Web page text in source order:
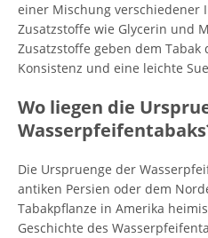
einer Mischung verschiedener
Zusatzstoffe wie Glycerin und
Zusatzstoffe geben dem Tabak
Konsistenz und eine leichte
Wo liegen die
Die Urspruenge der
antiken Persien oder dem
Tabakpflanze in Amerika
Geschichte des